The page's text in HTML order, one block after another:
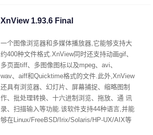
XnView 1.93.6 Final
一个图像浏览器和多媒体播放器,它能够支持大
约400种文件格式.XnView同时还支持动画gif、
多页面tiff、多图像图标以及mpeg、avi、
wav、aiff和Quicktime格式的文件.此外,XnView
还具有浏览器、幻灯片、屏幕捕捉、缩略图制
作、批处理转换、十六进制浏览、拖放、通 讯
录、扫描输入等功能.该软件支持44种语言,并能
够在Linux/FreeBSD/Irix/Solaris/HP-UX/AIX等